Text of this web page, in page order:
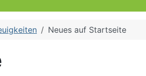
Neues auf Startseite